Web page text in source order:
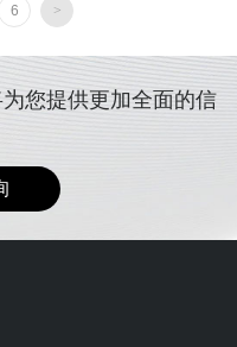
6 >
您提供更加全面的信